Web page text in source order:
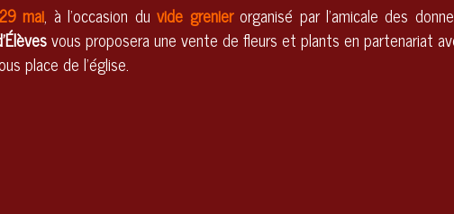
mai, à l'occasion du vide grenierorganisé par l'amicale des
vous proposera une vente de fleurs et plants en partenariat
place de l'église.